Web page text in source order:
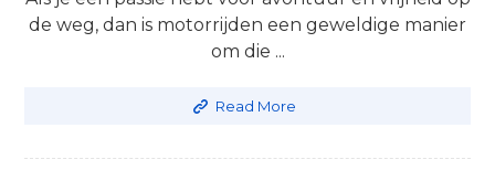
de weg, dan is motorrijden een geweldige manier
om die ...
Read More